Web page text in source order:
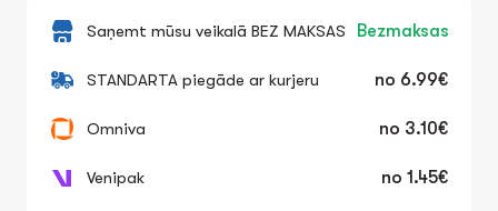
Saņemt mūsu veikalā BEZ MAKSAS Bezmaksas
STANDARTA piegāde ar kurjeru no 6.99€
Omniva no 3.10€
Venipak no 1.45€